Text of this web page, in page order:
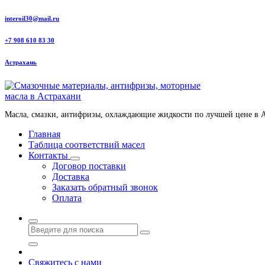
Перейти
содержанию
interoil30@mail.ru
+7 908 610 83 30
Астрахань
Масла, смазки, антифризы, охлаждающие жидкости по лучшей цене в
Главная
Таблица соответствий масел
Контакты
Договор поставки
Доставка
Заказать обратный звонок
Оплата
Свяжитесь с нами